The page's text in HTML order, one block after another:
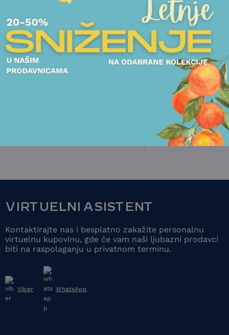
POGLEDAJTE I DRUGE PROIZVODE OVOG BRENDA
JASTUCI
JASTUK MISSONI - KEW
JASTUCI
JASTUK
41.250,00RSD
VIRTUELNI ASISTENT
Kontaktirajte nas i besplatno zakažite personalnu
virtuelnu kupovinu, gde će vam naši ljubazni prodavci
biti na raspolaganju u privatnom terminu.
Viber WhatsApp